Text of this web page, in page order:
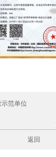
范单位
返回